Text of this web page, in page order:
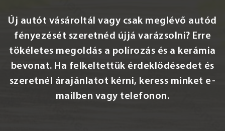
Új autót vásároltál vagy csak meglévő autód
fényezését szeretnéd újjá varázsolni? Erre
tökéletes megoldás a polírozás és a kerámia
bevonat. Ha felkeltettük érdeklődésedet és
szeretnél árajánlatot kérni, keress minket e-
mailben vagy telefonon.